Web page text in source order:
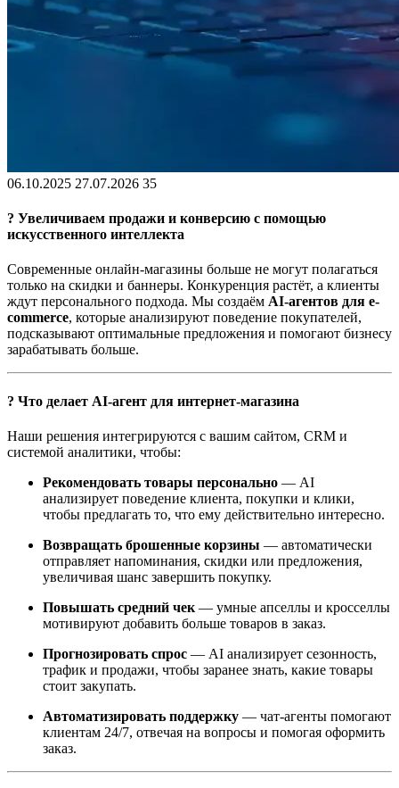
06.10.2025 27.07.2026 35
? Увеличиваем продажи и конверсию с помощью
искусственного интеллекта
Современные онлайн-магазины больше не могут полагаться
только на скидки и баннеры. Конкуренция растёт, а клиенты
ждут персонального подхода. Мы создаём AI-агентов для e-
commerce, которые анализируют поведение покупателей,
подсказывают оптимальные предложения и помогают бизнесу
зарабатывать больше.
? Что делает AI-агент для интернет-магазина
Наши решения интегрируются с вашим сайтом, CRM и
системой аналитики, чтобы:
Рекомендовать товары персонально — AI
анализирует поведение клиента, покупки и клики,
чтобы предлагать то, что ему действительно интересно.
Возвращать брошенные корзины — автоматически
отправляет напоминания, скидки или предложения,
увеличивая шанс завершить покупку.
Повышать средний чек — умные апселлы и кросселлы
мотивируют добавить больше товаров в заказ.
Прогнозировать спрос — AI анализирует сезонность,
трафик и продажи, чтобы заранее знать, какие товары
стоит закупать.
Автоматизировать поддержку — чат-агенты помогают
клиентам 24/7, отвечая на вопросы и помогая оформить
заказ.